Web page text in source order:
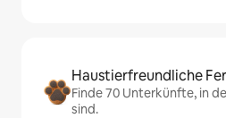
Haustierfreundliche
Finde 70 Unterkünfte, in
sind.